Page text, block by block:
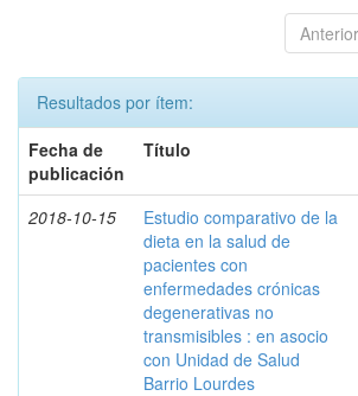
Anterior
Resultados por ítem:
Fecha de
publicación
Título
2018-10-15
Estudio comparativo de la
dieta en la salud de
pacientes con
enfermedades crónicas
degenerativas no
transmisibles : en asocio
con Unidad de Salud
Barrio Lourdes